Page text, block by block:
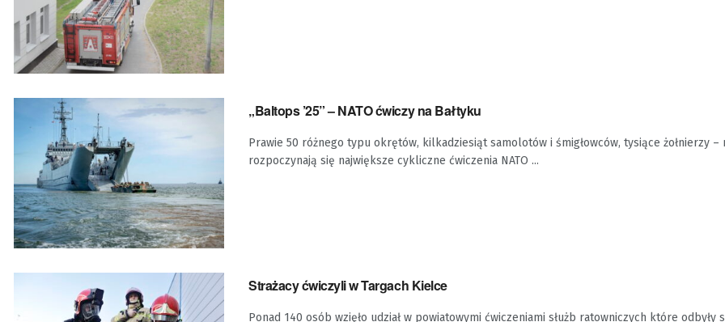
„Baltops ’25” – NATO ćwiczy na Bałtyku
Prawie 50 różnego typu okrętów, kilkadziesiąt samolotów i śmigłowców, tysiące żołnierzy –
rozpoczynają się największe cykliczne ćwiczenia NATO ...
Strażacy ćwiczyli w Targach Kielce
Ponad 140 osób wzięło udział w powiatowymi ćwiczeniami służb ratowniczych które odbyły